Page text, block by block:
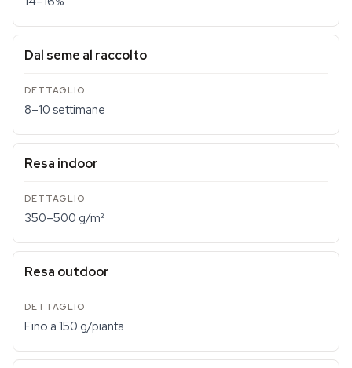
Dal seme al raccolto
8–10 settimane
Resa indoor
350–500 g/m²
Resa outdoor
Fino a 150 g/pianta